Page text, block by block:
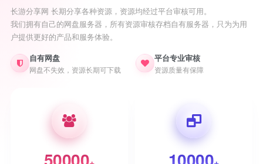
长游分享网 长期分享各种资源，资源均经过平台审核可用。
我们拥有自己的网盘服务器，所有资源审核存档自有服务器，只为为用
户提供更好的产品和服务体验。
自有网盘
网盘不失效，资源长期可下载
平台专业审核
资源质量有保障